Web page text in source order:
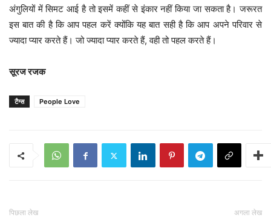
अंगुलियों में सिमट आई है तो इसमें कहीं से इंकार नहीं किया जा सकता है। जरूरत
इस बात की है कि आप पहल करें क्योंकि यह बात सही है कि आप अपने परिवार से
ज्यादा प्यार करते हैं। जो ज्यादा प्यार करते हैं, वही तो पहल करते हैं।
सूरज रजक
टैग्स People Love
पिछला लेख अगला लेख